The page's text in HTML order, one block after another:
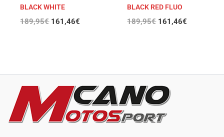
BLACK WHITE
189,95€ 161,46€
BLACK RED FLUO
189,95€ 161,46€